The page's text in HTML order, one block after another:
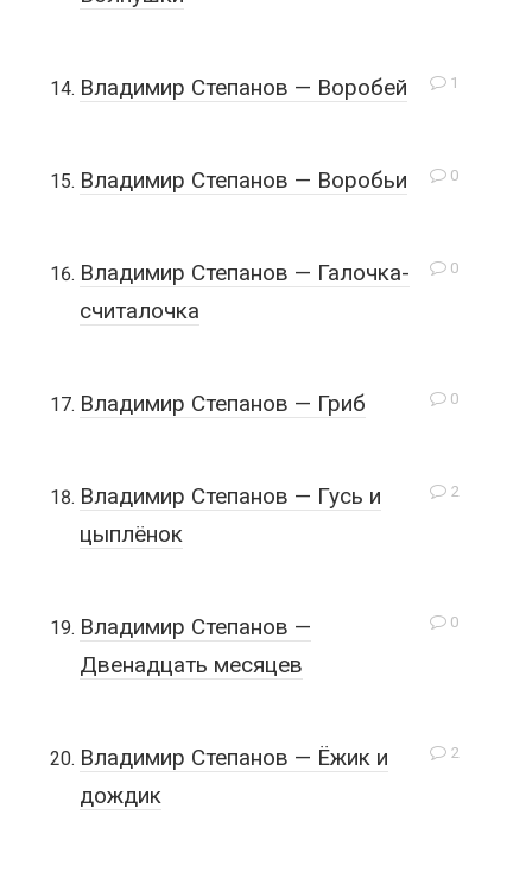
1
Владимир Степанов — Воробей
0
Владимир Степанов — Воробьи
0
Владимир Степанов — Галочка-
считалочка
0
Владимир Степанов — Гриб
2
Владимир Степанов — Гусь и
цыплёнок
0
Владимир Степанов —
Двенадцать месяцев
2
Владимир Степанов — Ёжик и
дождик